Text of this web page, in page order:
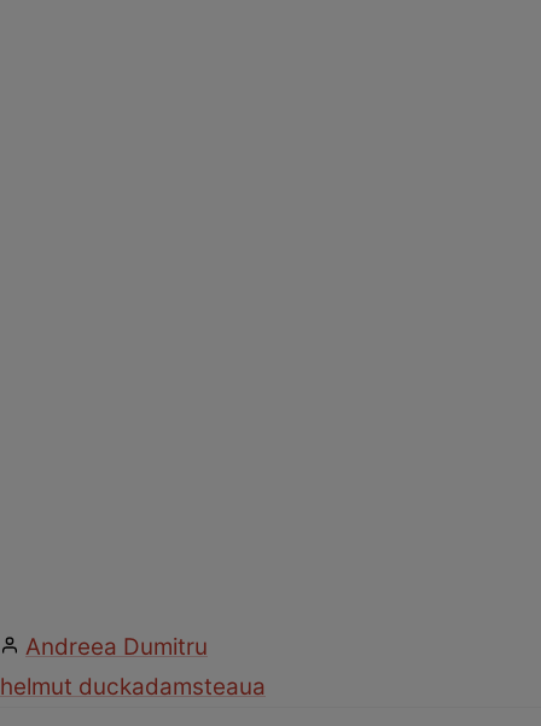
Andreea Dumitru
helmut duckadamsteaua